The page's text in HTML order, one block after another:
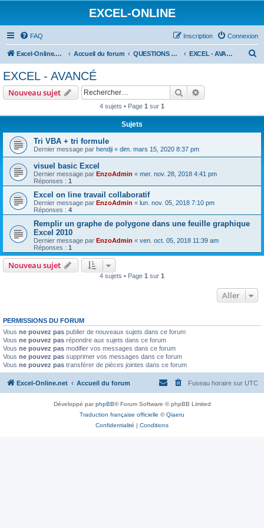
EXCEL-ONLINE
FAQ Connexion
Inscription
Excel-Online.net Accueil du forum QUESTIONS EXCEL EXCEL - AVANCÉ
EXCEL - AVANCÉ
Nouveau sujet Rechercher
4 sujets • Page 1 sur 1
Sujets
Tri VBA + tri formule
Dernier message par hendji « dim. mars 15, 2020 8:37 pm
visuel basic Excel
Dernier message par EnzoAdmin « mer. nov. 28, 2018 4:41 pm
Réponses : 1
Excel on line travail collaboratif
Dernier message par EnzoAdmin « lun. nov. 05, 2018 7:10 pm
Réponses : 4
Remplir un graphe de polygone dans une feuille graphique
Excel 2010
Dernier message par EnzoAdmin « ven. oct. 05, 2018 11:39 am
Réponses : 1
Nouveau sujet
4 sujets • Page 1 sur 1
Aller
PERMISSIONS DU FORUM
Vous ne pouvez pas publier de nouveaux sujets dans ce forum
Vous ne pouvez pas répondre aux sujets dans ce forum
Vous ne pouvez pas modifier vos messages dans ce forum
Vous ne pouvez pas supprimer vos messages dans ce forum
Vous ne pouvez pas transférer de pièces jointes dans ce forum
Excel-Online.net Accueil du forum Fuseau horaire sur UTC
Développé parphpBB® Forum Software © phpBB Limited
Traduction française officielle ©Qiaeru
Confidentialité | Conditions